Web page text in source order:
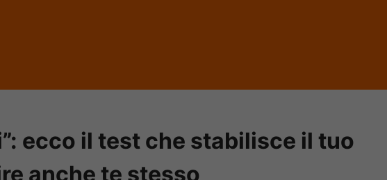
ecco il test che stabilisce il tuo
anche te stesso